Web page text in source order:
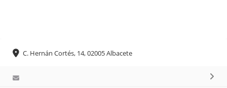
C. Hernán Cortés, 14, 02005 Albacete